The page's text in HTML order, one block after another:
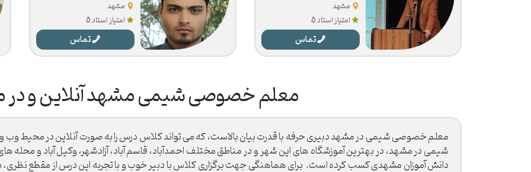
مشهد
امتیاز استاد 5
تماس
مشهد
امتیاز استاد 5
تماس
معلم خصوصی شیمی مشهد آنلاین و در
معلم خصوصی شیمی در مشهد دبیری حرفه با قدرت بیان بالاست، که می تواند کلاس درس را به صورت آنلاین در محیط وب
شیمی در مشهد، در بهترین آموزشگاه های این شهر و در مناطق مختلف احمدآباد، قاسم آباد، آزادشهر، وکیل آباد و محله
دانش آموزان مشهدی کسب کرده است. برای هماهنگی جهت برگزاری کلاس با دبیر خوب و با تجربه این درس از مقطع نظری، با